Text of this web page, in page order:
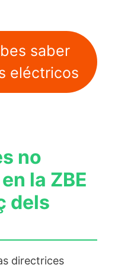
saber
eléctricos
no
la ZBE
dels
directrices